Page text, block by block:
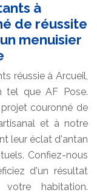
à
de réussite
menuisier
réussie à Arcueil,
tel que AF Pose.
couronné de
et à notre
leur éclat d'antan
Confiez-nous
d'un résultat
habitation.